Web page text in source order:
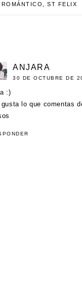
ROMÁNTICO
,ST FELIX
ANJARA
30 DE OCTUBRE DE
:)
gusta lo que comentas